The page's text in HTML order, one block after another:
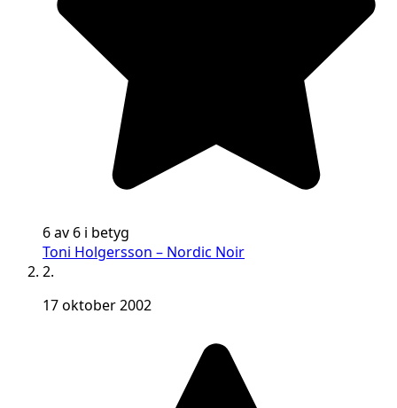
6 av 6 i betyg
Toni Holgersson – Nordic Noir
2.
17 oktober 2002